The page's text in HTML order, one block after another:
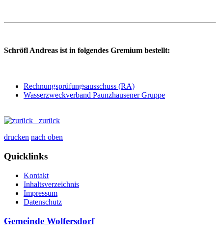
Schröfl Andreas ist in folgendes Gremium bestellt:
Rechnungsprüfungsausschuss (RA)
Wasserzweckverband Paunzhausener Gruppe
zurück
drucken nach oben
Quicklinks
Kontakt
Inhaltsverzeichnis
Impressum
Datenschutz
Gemeinde Wolfersdorf